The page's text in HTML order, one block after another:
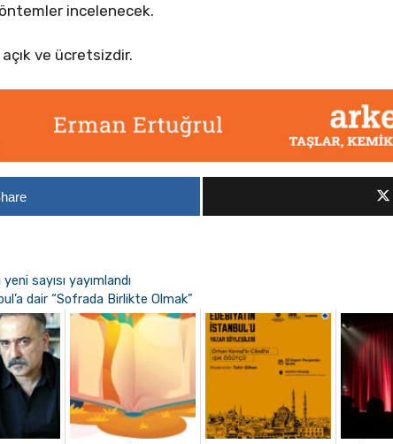
incelenecek.
ve ücretsizdir.
sayısı yayımlandı
dair “Sofrada Birlikte Olmak”